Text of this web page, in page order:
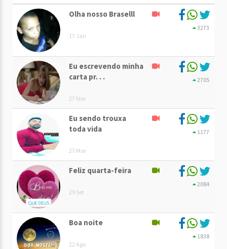
Olha nosso Braselll
17 Jan
3273
Eu escrevendo minha
carta pr. . .
27 Nov
2705
Eu sendo trouxa
toda vida
27 Mar
1177
Feliz quarta-feira
29 Set
2084
Boa noite
22 Ago
1838